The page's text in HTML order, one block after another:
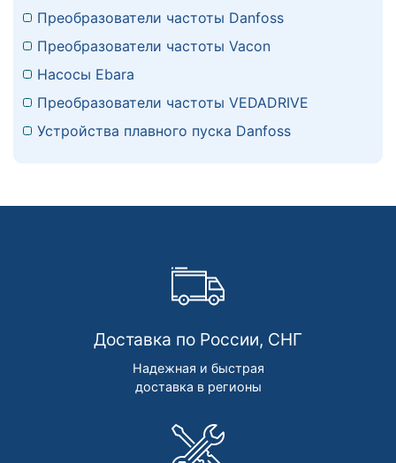
Преобразователи частоты Danfoss
Преобразователи частоты Vacon
Насосы Ebara
Преобразователи частоты VEDADRIVE
Устройства плавного пуска Danfoss
Доставка по России, СНГ
Надежная и быстрая
доставка в регионы